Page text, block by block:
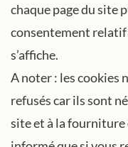
chaque page du site
consentement relatif
s’affiche.
A noter : les cookies
refusés car ils sont
site et à la fourniture